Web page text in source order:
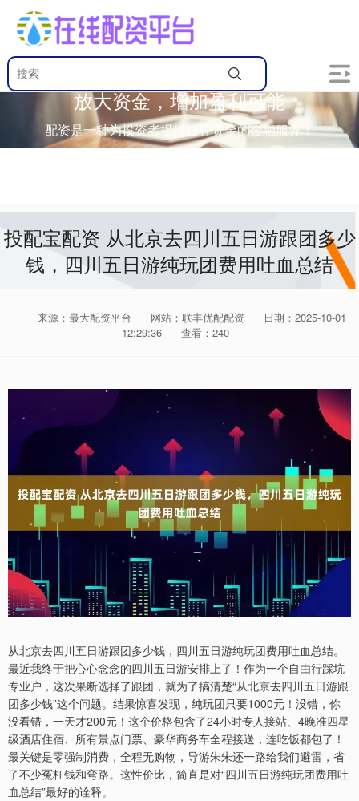
放大资金，增加盈利可能
配资是一种为投资者提供杠杆资金的金融服务！
投配宝配资 从北京去四川五日游跟团多少
钱，四川五日游纯玩团费用吐血总结
来源：最大配资平台 网站：联丰优配配资
日期：2025-10-01
12:29:36
查看：240
从北京去四川五日游跟团多少钱，四川五日游纯玩团费用吐血总结。
最近我终于把心心念念的四川五日游安排上了！作为一个自由行踩坑
专业户，这次果断选择了跟团，就为了搞清楚“从北京去四川五日游跟
团多少钱”这个问题。结果惊喜发现，纯玩团只要1000元！没错，你
没看错，一天才200元！这个价格包含了24小时专人接站、4晚准四星
级酒店住宿、所有景点门票、豪华商务车全程接送，连吃饭都包了！
最关键是零强制消费，全程无购物，导游朱朱还一路给我们避雷，省
了不少冤枉钱和弯路。这性价比，简直是对“四川五日游纯玩团费用吐
血总结”最好的诠释。